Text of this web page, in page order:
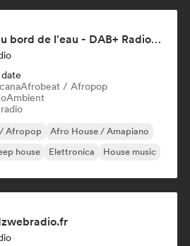
La Radio du bord de l'eau - DAB+ Radio Station (Switzerland)
Afrobeat / Afropop
Ambient
Afropop
Afro House / Amapiano
house Elettronica House music